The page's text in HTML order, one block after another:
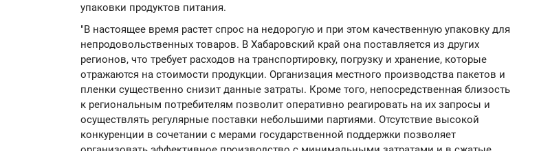
упаковки продуктов питания.
"В настоящее время растет спрос на недорогую и при этом качественную упаковку для
непродовольственных товаров. В Хабаровский край она поставляется из других
регионов, что требует расходов на транспортировку, погрузку и хранение, которые
отражаются на стоимости продукции. Организация местного производства пакетов и
пленки существенно снизит данные затраты. Кроме того, непосредственная близость
к региональным потребителям позволит оперативно реагировать на их запросы и
осуществлять регулярные поставки небольшими партиями. Отсутствие высокой
конкуренции в сочетании с мерами государственной поддержки позволяет